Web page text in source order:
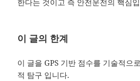
이 글의 한계
이 글을 GPS 기반 점수를 기술적으
적 탐구 입니다.